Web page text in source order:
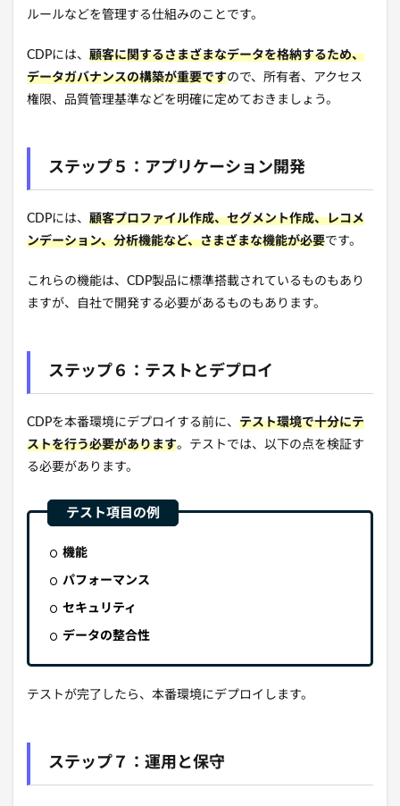
ルールなどを管理する仕組みのことです。
CDPには、 顧客に関するさまざまなデータを格納するため、
データガバナンスの構築が重要ですので、所有者、アクセス
権限、品質管理基準などを明確に定めておきましょう。
ステップ５：アプリケーション開発
CDPには、 顧客プロファイル作成、セグメント作成、レコメ
ンデーション、分析機能など、さまざまな機能が必要です。
これらの機能は、CDP製品に標準搭載されているものもあり
ますが、自社で開発する必要があるものもあります。
ステップ６：テストとデプロイ
CDPを本番環境にデプロイする前に、 テスト環境で十分にテ
ストを行う必要があります。 テストでは、 以下の点を検証す
る必要があります。
機能
パフォーマンス
セキュリティ
データの整合性
テストが完了したら、 本番環境にデプロイします。
ステップ７：運用と保守